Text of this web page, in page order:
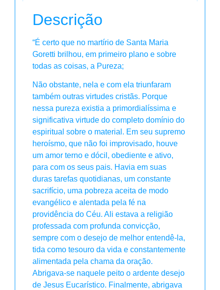
Descrição
“É certo que no martírio de Santa Maria
Goretti brilhou, em primeiro plano e sobre
todas as coisas, a Pureza;
Não obstante, nela e com ela triunfaram
também outras virtudes cristãs. Porque
nessa pureza existia a primordialíssima e
significativa virtude do completo domínio do
espiritual sobre o material. Em seu supremo
heroísmo, que não foi improvisado, houve
um amor terno e dócil, obediente e ativo,
para com os seus pais. Havia em suas
duras tarefas quotidianas, um constante
sacrifício, uma pobreza aceita de modo
evangélico e alentada pela fé na
providência do Céu. Ali estava a religião
professada com profunda convicção,
sempre com o desejo de melhor entendê-la,
tida como tesouro da vida e constantemente
alimentada pela chama da oração.
Abrigava-se naquele peito o ardente desejo
de Jesus Eucarístico. Finalmente, abrigava